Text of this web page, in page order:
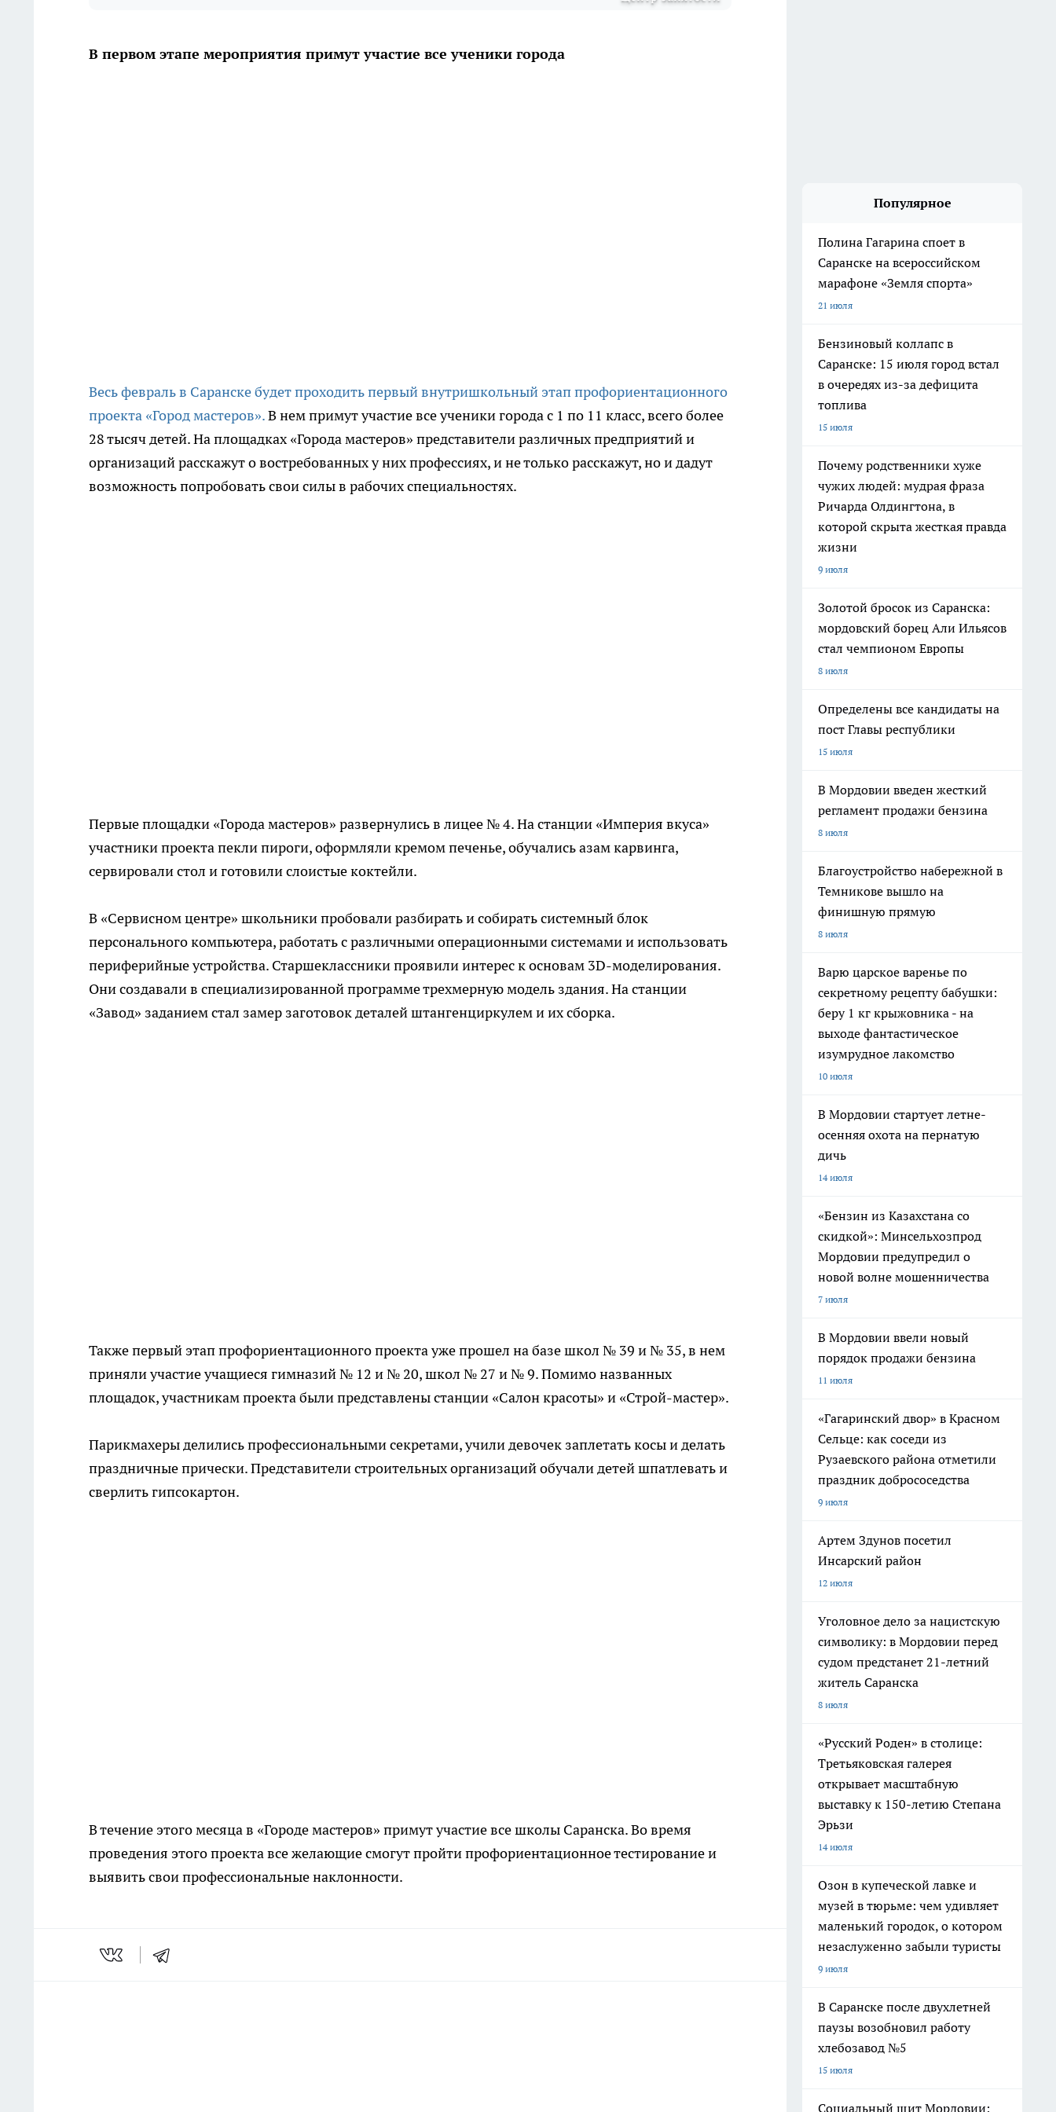
В первом этапе мероприятия примут участие все ученики города
Весь февраль в Саранске будет проходить первый внутришкольный этап профориентационного
проекта «Город мастеров».В нем примут участие все ученики города с 1 по 11 класс, всего более
28 тысяч детей. На площадках «Города мастеров» представители различных предприятий и
организаций расскажут о востребованных у них профессиях, и не только расскажут, но и дадут
возможность попробовать свои силы в рабочих специальностях.
Первые площадки «Города мастеров» развернулись в лицее № 4. На станции «Империя вкуса»
участники проекта пекли пироги, оформляли кремом печенье, обучались азам карвинга,
сервировали стол и готовили слоистые коктейли.
В «Сервисном центре» школьники пробовали разбирать и собирать системный блок
персонального компьютера, работать с различными операционными системами и использовать
периферийные устройства. Старшеклассники проявили интерес к основам 3D-моделирования.
Они создавали в специализированной программе трехмерную модель здания. На станции
«Завод» заданием стал замер заготовок деталей штангенциркулем и их сборка.
Также первый этап профориентационного проекта уже прошел на базе школ № 39 и № 35, в нем
приняли участие учащиеся гимназий № 12 и № 20, школ № 27 и № 9. Помимо названных
площадок, участникам проекта были представлены станции «Салон красоты» и «Строй-мастер».
Парикмахеры делились профессиональными секретами, учили девочек заплетать косы и делать
праздничные прически. Представители строительных организаций обучали детей шпатлевать и
сверлить гипсокартон.
В течение этого месяца в «Городе мастеров» примут участие все школы Саранска. Во время
проведения этого проекта все желающие смогут пройти профориентационное тестирование и
выявить свои профессиональные наклонности.
Популярное
Полина Гагарина споет в
Саранске на всероссийском
марафоне «Земля спорта»
21 июля
Бензиновый коллапс в
Саранске: 15 июля город встал
в очередях из-за дефицита
топлива
15 июля
Почему родственники хуже
чужих людей: мудрая фраза
Ричарда Олдингтона, в
которой скрыта жесткая правда
жизни
9 июля
Золотой бросок из Саранска:
мордовский борец Али Ильясов
стал чемпионом Европы
8 июля
Определены все кандидаты на
пост Главы республики
15 июля
В Мордовии введен жесткий
регламент продажи бензина
8 июля
Благоустройство набережной в
Темникове вышло на
финишную прямую
8 июля
Варю царское варенье по
секретному рецепту бабушки:
беру 1 кг крыжовника - на
выходе фантастическое
изумрудное лакомство
10 июля
В Мордовии стартует летне-
осенняя охота на пернатую
дичь
14 июля
«Бензин из Казахстана со
скидкой»: Минсельхозпрод
Мордовии предупредил о
новой волне мошенничества
7 июля
В Мордовии ввели новый
порядок продажи бензина
11 июля
«Гагаринский двор» в Красном
Сельце: как соседи из
Рузаевского района отметили
праздник добрососедства
9 июля
Артем Здунов посетил
Инсарский район
12 июля
Уголовное дело за нацистскую
символику: в Мордовии перед
судом предстанет 21-летний
житель Саранска
8 июля
«Русский Роден» в столице:
Третьяковская галерея
открывает масштабную
выставку к 150-летию Степана
Эрьзи
14 июля
Озон в купеческой лавке и
музей в тюрьме: чем удивляет
маленький городок, о котором
незаслуженно забыли туристы
9 июля
В Саранске после двухлетней
паузы возобновил работу
хлебозавод №5
15 июля
Социальный щит Мордовии: